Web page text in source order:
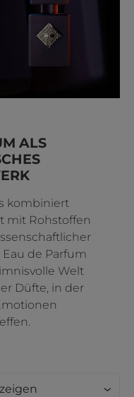
ALS
kombiniert
mit Rohstoffen
Eau de Parfum
Welt
Düfte, in der